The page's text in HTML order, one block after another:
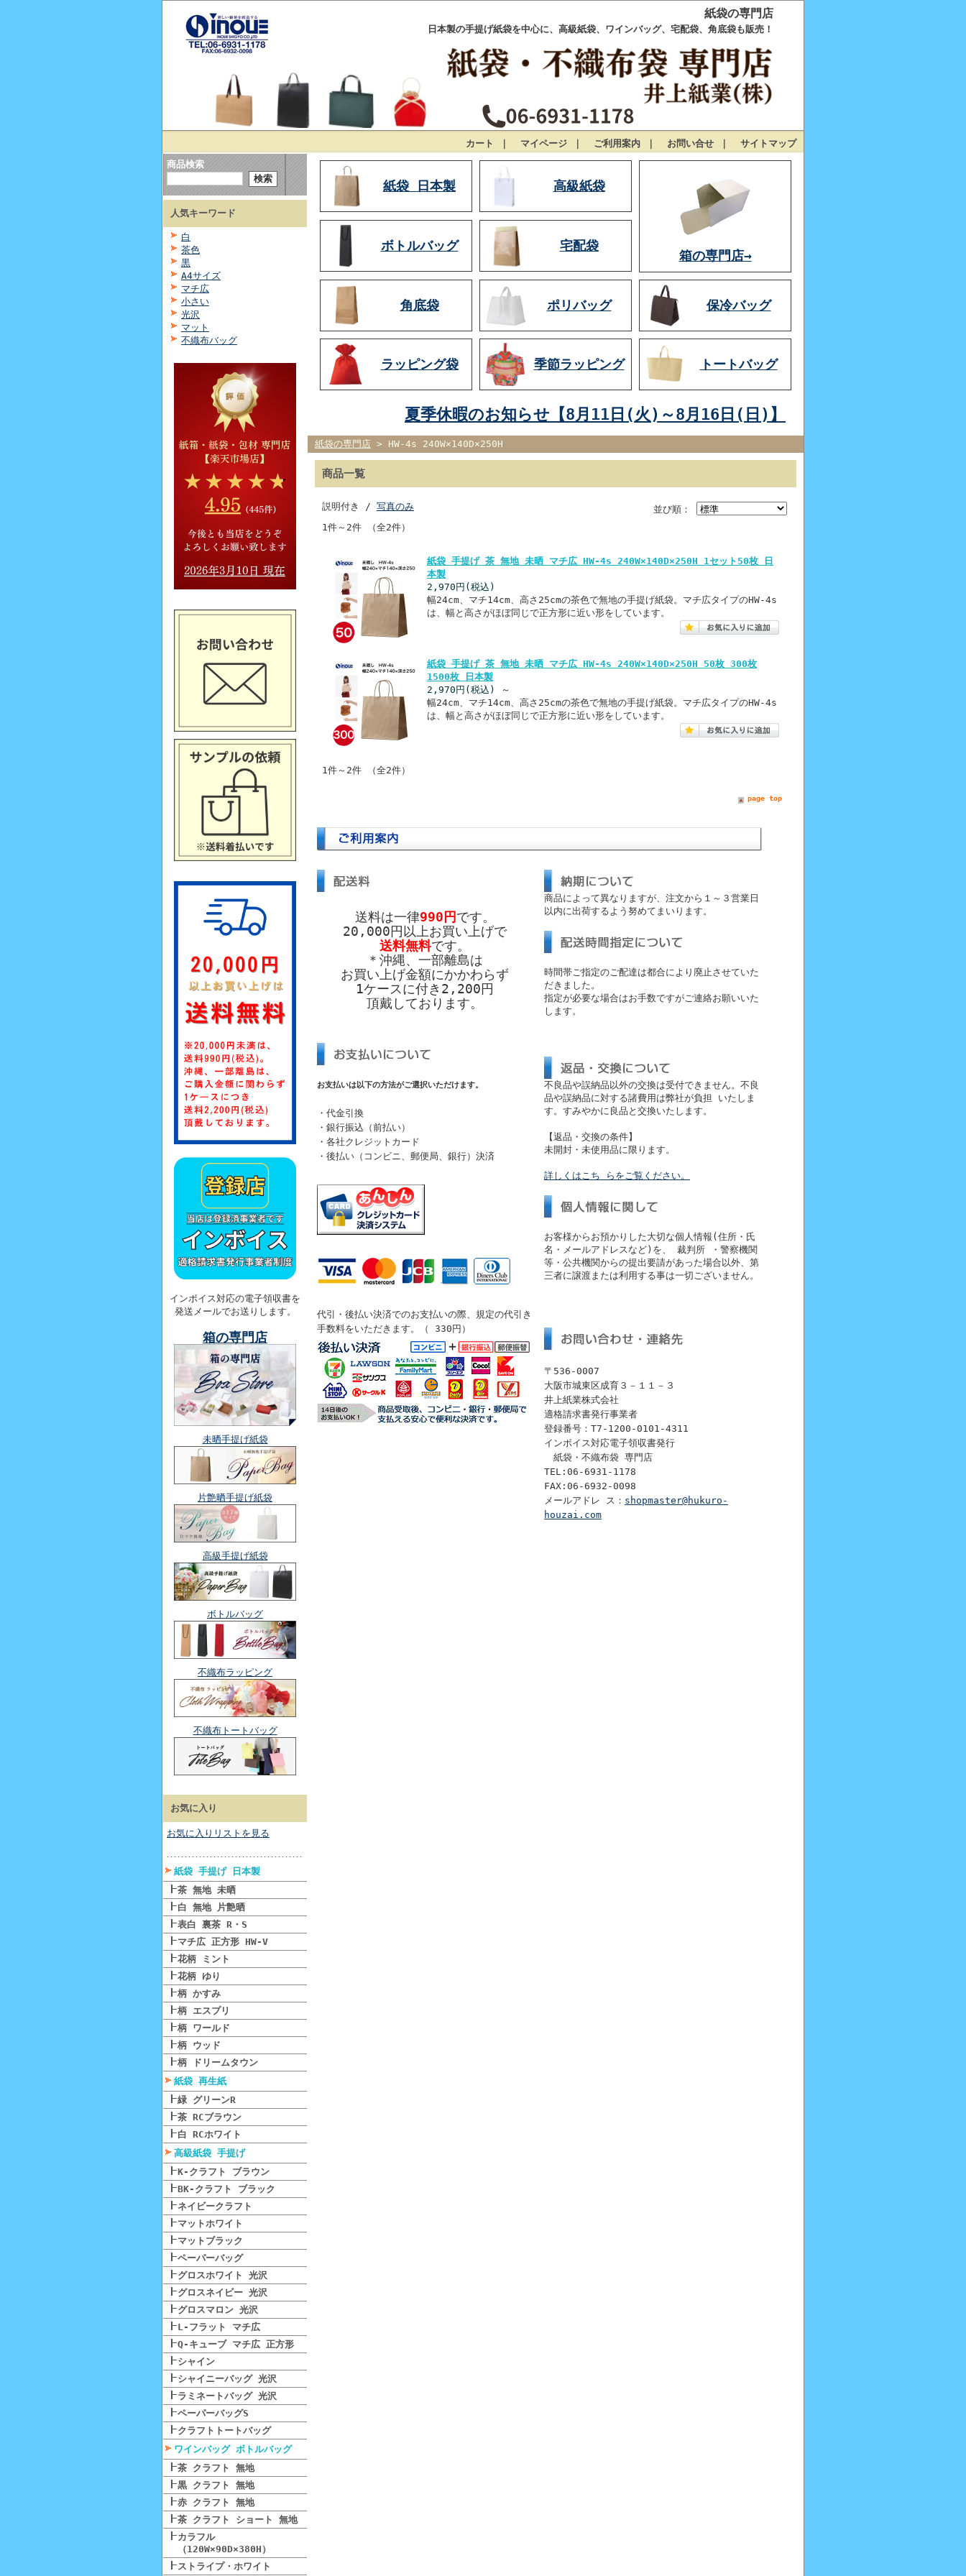
紙袋の専門店
日本製の手提げ紙袋を中心に、高級紙袋、ワインバッグ、宅配袋、角底袋も販売！
カート マイページ ご利用案内 お問い合せ
サイトマップ
商品検索
人気キーワード
白
茶色
黒
A4サイズ
マチ広
小さい
光沢
マット
不織布バッグ
インボイス対応の電子領収書を
発送メールでお送りします。
箱の専門店
未晒手提げ紙袋
片艶晒手提げ紙袋
高級手提げ紙袋
ボトルバッグ
不織布ラッピング
不織布トートバッグ
お気に入り
お気に入りリストを見る
紙袋 手提げ 日本製
茶 無地 未晒
白 無地 片艶晒
表白 裏茶 R・S
マチ広 正方形 HW-V
花柄 ミント
花柄 ゆり
柄 かすみ
柄 エスプリ
柄 ワールド
柄 ウッド
柄 ドリームタウン
紙袋 再生紙
緑 グリーンR
茶 RCブラウン
白 RCホワイト
高級紙袋 手提げ
K-クラフト ブラウン
BK-クラフト ブラック
ネイビークラフト
マットホワイト
マットブラック
ペーパーバッグ
グロスホワイト 光沢
グロスネイビー 光沢
グロスマロン 光沢
L-フラット マチ広
Q-キューブ マチ広 正方形
シャイン
シャイニーバッグ 光沢
ラミネートバッグ 光沢
ペーパーバッグS
クラフトトートバッグ
ワインバッグ ボトルバッグ
茶 クラフト 無地
黒 クラフト 無地
赤 クラフト 無地
茶 クラフト ショート 無地
カラフル
（120W×90D×380H）
ストライプ・ホワイト
紙袋 日本製 高級紙袋
箱の専門店→
ボトルバッグ 宅配袋
角底袋 ポリバッグ 保冷バッグ
ラッピング袋 季節ラッピング トートバッグ
夏季休暇のお知らせ【8月11日(火)～8月16日(日)】
紙袋の専門店 > HW-4s 240W×140D×250H
商品一覧
並び順：
説明付き / 写真のみ
1件～2件 （全2件）
紙袋 手提げ 茶 無地 未晒 マチ広 HW-4s 240W×140D×250H 1セット50枚 日
本製
2,970円 (税込)
幅24cm、マチ14cm、高さ25cmの茶色で無地の手提げ紙袋。マチ広タイプのHW-4s
は、幅と高さがほぼ同じで正方形に近い形をしています。
紙袋 手提げ 茶 無地 未晒 マチ広 HW-4s 240W×140D×250H 50枚 300枚
1500枚 日本製
2,970円 (税込)
～
幅24cm、マチ14cm、高さ25cmの茶色で無地の手提げ紙袋。マチ広タイプのHW-4s
は、幅と高さがほぼ同じで正方形に近い形をしています。
1件～2件 （全2件）
page top
送料は一律990円です。
20,000円以上お買い上げで
送料無料です。
＊沖縄、一部離島は
お買い上げ金額にかかわらず
1ケースに付き2,200円
頂戴しております。
お支払いは以下の方法がご選択いただけます。
・代金引換
・銀行振込（前払い）
・各社クレジットカード
・後払い（コンビニ、郵便局、銀行）決済
代引・後払い決済でのお支払いの際、規定の代引き
手数料をいただきます。（ 330円）
商品によって異なりますが、注文から１～３営業日
以内に出荷するよう努めてまいります。
時間帯ご指定のご配達は都合により廃止させていた
だきました。
指定が必要な場合はお手数ですがご連絡お願いいた
します。
不良品や誤納品以外の交換は受付できません。不良
品や誤納品に対する諸費用は弊社が負担 いたしま
す。すみやかに良品と交換いたします。
【返品・交換の条件】
未開封・未使用品に限ります。
詳しくはこち らをご覧ください。
お客様からお預かりした大切な個人情報(住所・氏
名・メールアドレスなど)を、 裁判所 ・警察機関
等・公共機関からの提出要請があった場合以外、第
三者に譲渡または利用する事は一切ございません。
〒536-0007
大阪市城東区成育３－１１－３
井上紙業株式会社
適格請求書発行事業者
登録番号：T7-1200-0101-4311
インボイス対応電子領収書発行
紙袋・不織布袋 専門店
TEL:06-6931-1178
FAX:06-6932-0098
メールアドレ ス： shopmaster@hukuro-
houzai.com